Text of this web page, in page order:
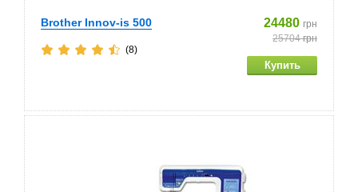
Brother Innov-is 500 24480 грн
25704грн
(8)